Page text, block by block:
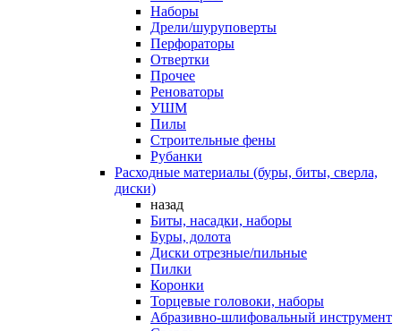
Наборы
Дрели/шуруповерты
Перфораторы
Отвертки
Прочее
Реноваторы
УШМ
Пилы
Строительные фены
Рубанки
Расходные материалы (буры, биты, сверла,
диски)
назад
Биты, насадки, наборы
Буры, долота
Диски отрезные/пильные
Пилки
Коронки
Торцевые головоки, наборы
Абразивно-шлифовальный инструмент